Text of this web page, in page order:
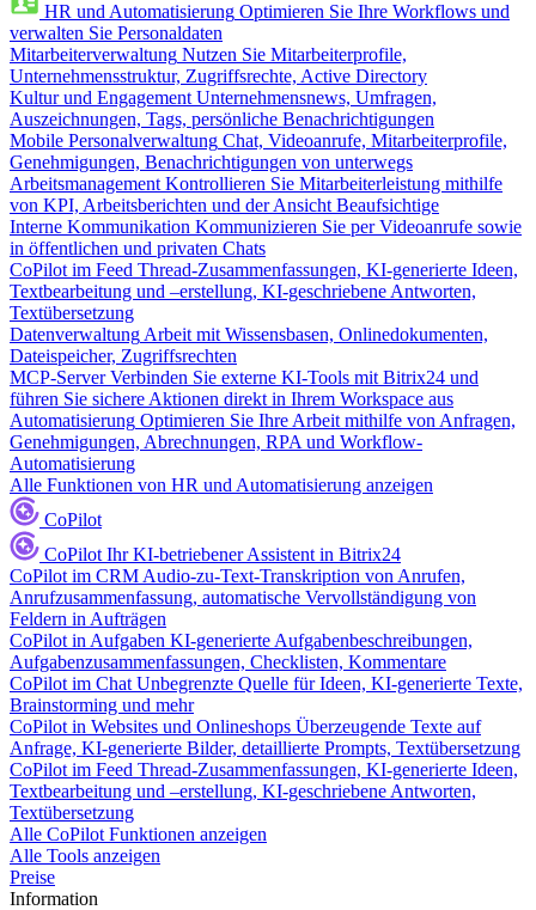
HR und Automatisierung Optimieren Sie Ihre Workflows und
verwalten Sie Personaldaten
Mitarbeiterverwaltung Nutzen Sie Mitarbeiterprofile,
Unternehmensstruktur, Zugriffsrechte, Active Directory
Kultur und Engagement Unternehmensnews, Umfragen,
Auszeichnungen, Tags, persönliche Benachrichtigungen
Mobile Personalverwaltung Chat, Videoanrufe, Mitarbeiterprofile,
Genehmigungen, Benachrichtigungen von unterwegs
Arbeitsmanagement Kontrollieren Sie Mitarbeiterleistung mithilfe
von KPI, Arbeitsberichten und der Ansicht Beaufsichtige
Interne Kommunikation Kommunizieren Sie per Videoanrufe sowie
in öffentlichen und privaten Chats
CoPilot im Feed Thread-Zusammenfassungen, KI-generierte Ideen,
Textbearbeitung und –erstellung, KI-geschriebene Antworten,
Textübersetzung
Datenverwaltung Arbeit mit Wissensbasen, Onlinedokumenten,
Dateispeicher, Zugriffsrechten
MCP-Server Verbinden Sie externe KI-Tools mit Bitrix24 und
führen Sie sichere Aktionen direkt in Ihrem Workspace aus
Automatisierung Optimieren Sie Ihre Arbeit mithilfe von Anfragen,
Genehmigungen, Abrechnungen, RPA und Workflow-
Automatisierung
Alle Funktionen von HR und Automatisierung anzeigen
CoPilot
CoPilot Ihr KI-betriebener Assistent in Bitrix24
CoPilot im CRM Audio-zu-Text-Transkription von Anrufen,
Anrufzusammenfassung, automatische Vervollständigung von
Feldern in Aufträgen
CoPilot in Aufgaben KI-generierte Aufgabenbeschreibungen,
Aufgabenzusammenfassungen, Checklisten, Kommentare
CoPilot im Chat Unbegrenzte Quelle für Ideen, KI-generierte Texte,
Brainstorming und mehr
CoPilot in Websites und Onlineshops Überzeugende Texte auf
Anfrage, KI-generierte Bilder, detaillierte Prompts, Textübersetzung
CoPilot im Feed Thread-Zusammenfassungen, KI-generierte Ideen,
Textbearbeitung und –erstellung, KI-geschriebene Antworten,
Textübersetzung
Alle CoPilot Funktionen anzeigen
Alle Tools anzeigen
Preise
Information